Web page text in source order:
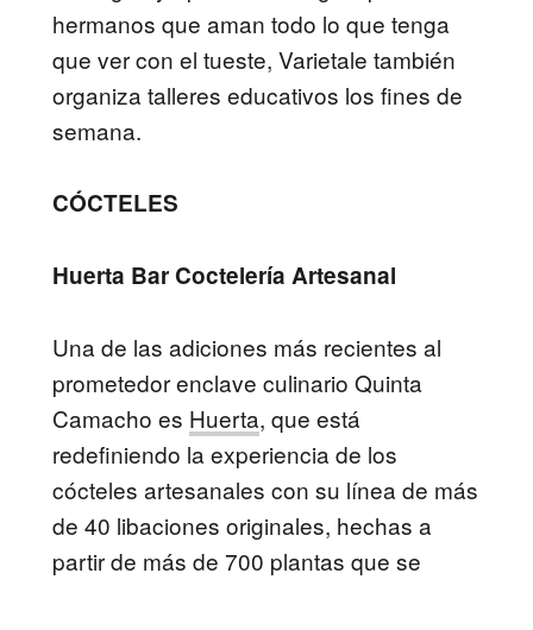
hermanos que aman todo lo que tenga
que ver con el tueste, Varietale también
organiza talleres educativos los fines de
semana.
CÓCTELES
Huerta Bar Coctelería Artesanal
Una de las adiciones más recientes al
prometedor enclave culinario Quinta
Camacho es Huerta, que está
redefiniendo la experiencia de los
cócteles artesanales con su línea de más
de 40 libaciones originales, hechas a
partir de más de 700 plantas que se